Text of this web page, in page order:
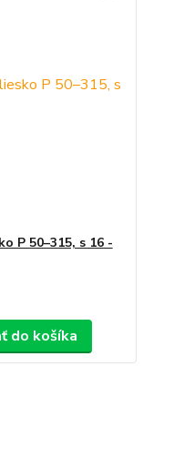
P 50–315, s 16 -
do košíka